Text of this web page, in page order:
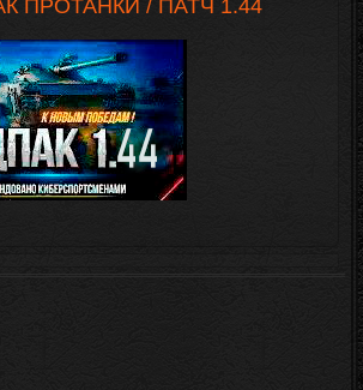
ПРОТАНКИ / ПАТЧ 1.44